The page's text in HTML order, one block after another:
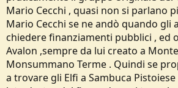
Mario Cecchi , quasi non si parlano
Mario Cecchi se ne andò quando gli
chiedere finanziamenti pubblici , ed
Avalon ,sempre da lui creato a
Monsummano Terme . Quindi se
a trovare gli Elfi a Sambuca